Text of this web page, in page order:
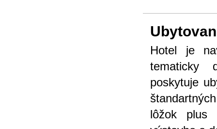
Hotel je
tematicky
poskytuje
lôžok plus